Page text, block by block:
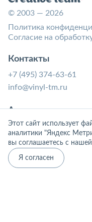
© 2003 — 2026
Политика
Согласие на
Контакты
+7 (495) 374-63-61
info@vinyl-tm.ru
Адрес
125222 Россия, г.
Белобородова, дом
График работы: ПН-ПТ
Этот сайт использует
аналитики "Яндекс
вы соглашаетесь с нашей
Я согласен